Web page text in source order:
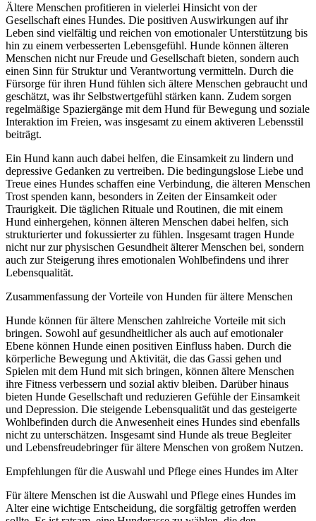
Ältere Menschen profitieren in vielerlei Hinsicht von der
Gesellschaft eines Hundes. Die positiven Auswirkungen auf ihr
Leben sind vielfältig und reichen von emotionaler Unterstützung bis
hin zu einem verbesserten Lebensgefühl. Hunde können älteren
Menschen nicht nur Freude und Gesellschaft bieten, sondern auch
einen Sinn für Struktur und Verantwortung vermitteln. Durch die
Fürsorge für ihren Hund fühlen sich ältere Menschen gebraucht und
geschätzt, was ihr Selbstwertgefühl stärken kann. Zudem sorgen
regelmäßige Spaziergänge mit dem Hund für Bewegung und soziale
Interaktion im Freien, was insgesamt zu einem aktiveren Lebensstil
beiträgt.
Ein Hund kann auch dabei helfen, die Einsamkeit zu lindern und
depressive Gedanken zu vertreiben. Die bedingungslose Liebe und
Treue eines Hundes schaffen eine Verbindung, die älteren Menschen
Trost spenden kann, besonders in Zeiten der Einsamkeit oder
Traurigkeit. Die täglichen Rituale und Routinen, die mit einem
Hund einhergehen, können älteren Menschen dabei helfen, sich
strukturierter und fokussierter zu fühlen. Insgesamt tragen Hunde
nicht nur zur physischen Gesundheit älterer Menschen bei, sondern
auch zur Steigerung ihres emotionalen Wohlbefindens und ihrer
Lebensqualität.
Zusammenfassung der Vorteile von Hunden für ältere Menschen
Hunde können für ältere Menschen zahlreiche Vorteile mit sich
bringen. Sowohl auf gesundheitlicher als auch auf emotionaler
Ebene können Hunde einen positiven Einfluss haben. Durch die
körperliche Bewegung und Aktivität, die das Gassi gehen und
Spielen mit dem Hund mit sich bringen, können ältere Menschen
ihre Fitness verbessern und sozial aktiv bleiben. Darüber hinaus
bieten Hunde Gesellschaft und reduzieren Gefühle der Einsamkeit
und Depression. Die steigende Lebensqualität und das gesteigerte
Wohlbefinden durch die Anwesenheit eines Hundes sind ebenfalls
nicht zu unterschätzen. Insgesamt sind Hunde als treue Begleiter
und Lebensfreudebringer für ältere Menschen von großem Nutzen.
Empfehlungen für die Auswahl und Pflege eines Hundes im Alter
Für ältere Menschen ist die Auswahl und Pflege eines Hundes im
Alter eine wichtige Entscheidung, die sorgfältig getroffen werden